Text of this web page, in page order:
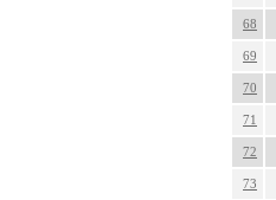
68
69
70
71
72
73